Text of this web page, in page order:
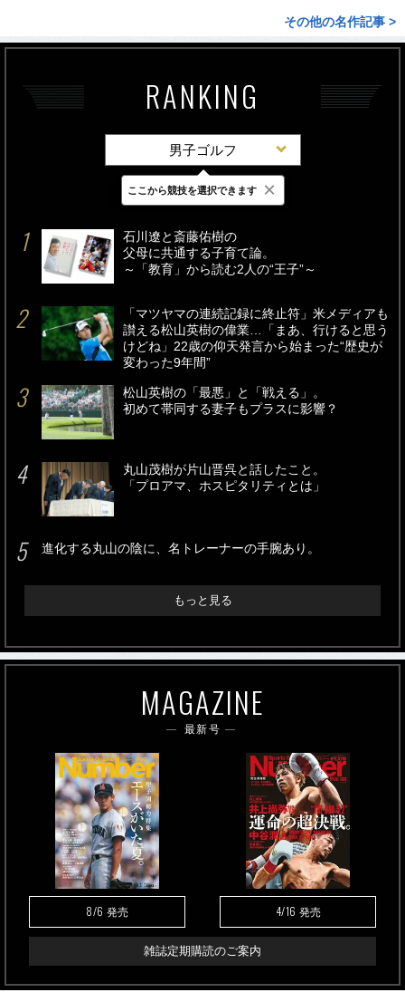
その他の名作記事 >
RANKING
男子ゴルフ
最新 24時間 週間
石川遼と斎藤佑樹の
父母に共通する子育て論。
～「教育」から読む2人の“王子”～
「マツヤマの連続記録に終止符」米メディアも
讃える松山英樹の偉業…「まあ、行けると思う
けどね」22歳の仰天発言から始まった“歴史が
変わった9年間”
松山英樹の「最悪」と「戦える」。
初めて帯同する妻子もプラスに影響？
丸山茂樹が片山晋呉と話したこと。
「プロアマ、ホスピタリティとは」
進化する丸山の陰に、名トレーナーの手腕あり。
もっと見る
MAGAZINE
最新号
8/6 発売 4/16 発売
雑誌定期購読のご案内
ここから競技を選択できます ×